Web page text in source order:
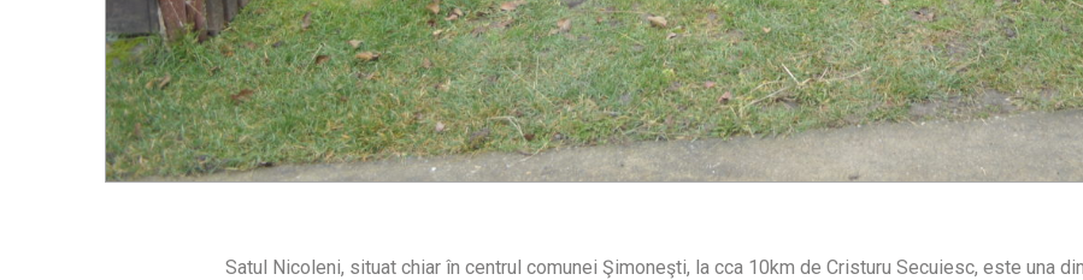
Satul Nicoleni, situat chiar în centrul comunei Şimoneşti, la cca 10km de Cristuru Secuiesc, este una